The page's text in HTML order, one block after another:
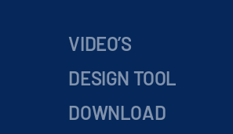
VIDEO’S
DESIGN TOOL
DOWNLOAD